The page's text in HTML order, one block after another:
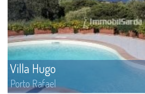
Villa Hugo
Porto Rafael